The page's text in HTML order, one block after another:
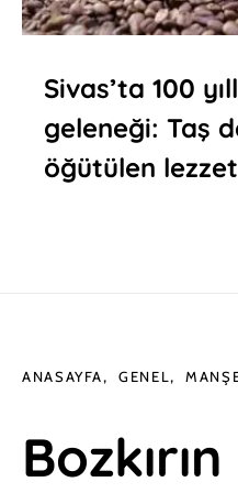
Sivas’ta 100
geleneği: Taş
öğütülen lezzet
ANASAYFA GENEL
Bozkırın